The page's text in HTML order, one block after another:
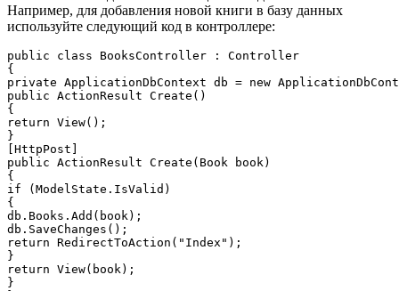
Например, для добавления новой книги в базу данных
используйте следующий код в контроллере:
public class BooksController : Controller
{
private ApplicationDbContext db = new
public ActionResult Create()
{
return View();
}
[HttpPost]
public ActionResult Create(Book book)
{
if (ModelState.IsValid)
{
db.Books.Add(book);
db.SaveChanges();
return RedirectToAction("Index");
}
return View(book);
}